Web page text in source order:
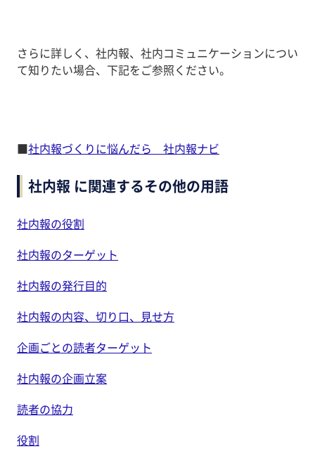
さらに詳しく、社内報、社内コミュニケーションについ
て知りたい場合、下記をご参照ください。
■社内報づくりに悩んだら 社内報ナビ
社内報 に関連するその他の用語
社内報の役割
社内報のターゲット
社内報の発行目的
社内報の内容、切り口、見せ方
企画ごとの読者ターゲット
社内報の企画立案
読者の協力
役割